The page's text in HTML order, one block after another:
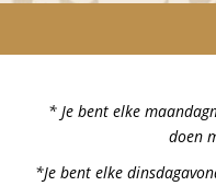
* Je bent elke
doen
*Je bent elke